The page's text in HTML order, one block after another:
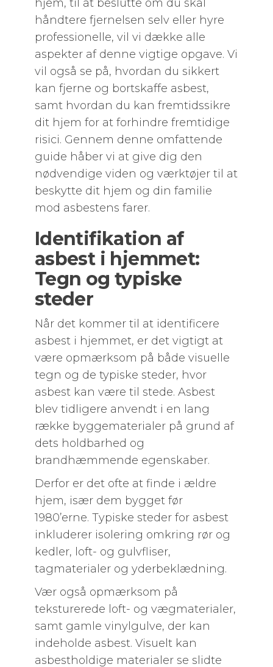
hjem, til at beslutte om du skal
håndtere fjernelsen selv eller hyre
professionelle, vil vi dække alle
aspekter af denne vigtige opgave. Vi
vil også se på, hvordan du sikkert
kan fjerne og bortskaffe asbest,
samt hvordan du kan fremtidssikre
dit hjem for at forhindre fremtidige
risici. Gennem denne omfattende
guide håber vi at give dig den
nødvendige viden og værktøjer til at
beskytte dit hjem og din familie
mod asbestens farer.
Identifikation af
asbest i hjemmet:
Tegn og typiske
steder
Når det kommer til at identificere
asbest i hjemmet, er det vigtigt at
være opmærksom på både visuelle
tegn og de typiske steder, hvor
asbest kan være til stede. Asbest
blev tidligere anvendt i en lang
række byggematerialer på grund af
dets holdbarhed og
brandhæmmende egenskaber.
Derfor er det ofte at finde i ældre
hjem, især dem bygget før
1980’erne. Typiske steder for asbest
inkluderer isolering omkring rør og
kedler, loft- og gulvfliser,
tagmaterialer og yderbeklædning.
Vær også opmærksom på
teksturerede loft- og vægmaterialer,
samt gamle vinylgulve, der kan
indeholde asbest. Visuelt kan
asbestholdige materialer se slidte